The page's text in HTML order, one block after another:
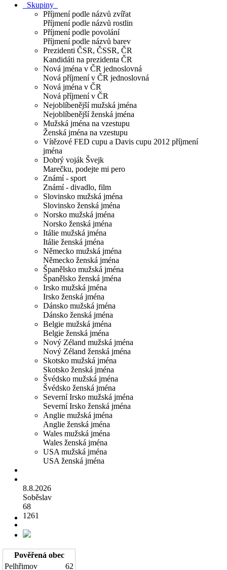
Skupiny
Příjmení podle názvů zvířat
Příjmení podle názvů rostlin
Příjmení podle povolání
Příjmení podle názvů barev
Prezidenti ČSR, ČSSR, ČR
Kandidáti na prezidenta ČR
Nová jména v ČR jednoslovná
Nová příjmení v ČR jednoslovná
Nová jména v ČR
Nová příjmení v ČR
Nejoblíbenější mužská jména
Nejoblíbenější ženská jména
Mužská jména na vzestupu
Ženská jména na vzestupu
Vítězové FED cupu a Davis cupu 2012 příjmení
jména
Dobrý voják Švejk
Marečku, podejte mi pero
Známí - sport
Známí - divadlo, film
Slovinsko mužská jména
Slovinsko ženská jména
Norsko mužská jména
Norsko ženská jména
Itálie mužská jména
Itálie ženská jména
Německo mužská jména
Německo ženská jména
Španělsko mužská jména
Španělsko ženská jména
Irsko mužská jména
Irsko ženská jména
Dánsko mužská jména
Dánsko ženská jména
Belgie mužská jména
Belgie ženská jména
Nový Zéland mužská jména
Nový Zéland ženská jména
Skotsko mužská jména
Skotsko ženská jména
Švédsko mužská jména
Švédsko ženská jména
Severní Irsko mužská jména
Severní Irsko ženská jména
Anglie mužská jména
Anglie ženská jména
Wales mužská jména
Wales ženská jména
USA mužská jména
USA ženská jména
8.8.2026
Soběslav
68
1261
Pověřená obec
Pelhřimov
62